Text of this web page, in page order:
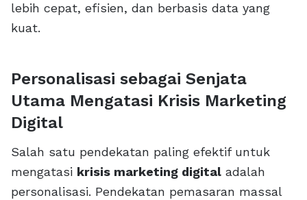
lebih cepat, efisien, dan berbasis data yang
kuat.
Personalisasi sebagai Senjata
Utama Mengatasi Krisis Marketing
Digital
Salah satu pendekatan paling efektif untuk
mengatasi krisis marketing digital adalah
personalisasi. Pendekatan pemasaran massal